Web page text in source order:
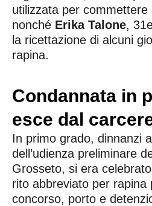
utilizzata per commettere
nonché Erika Talone,
la ricettazione di alcuni
rapina.
Condannata in
esce dal
In primo grado, dinnanzi
dell’udienza preliminare
Grosseto, si era
rito abbreviato per rapina
concorso, porto e